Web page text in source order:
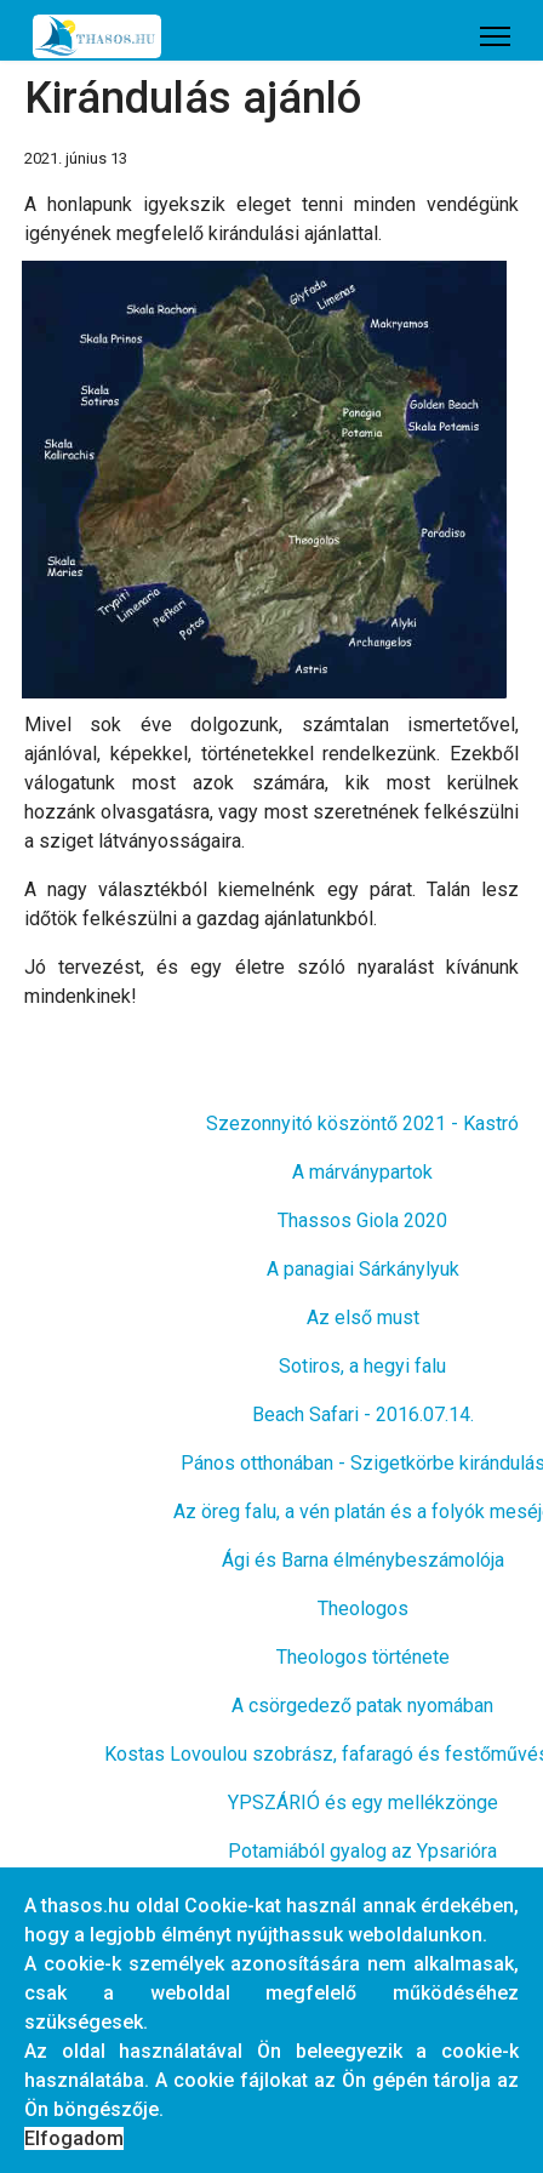
Kirándulás ajánló
2021. június 13
A honlapunk igyekszik eleget tenni minden vendégünk
igényének megfelelő kirándulási ajánlattal.
Mivel sok éve dolgozunk, számtalan ismertetővel,
ajánlóval, képekkel, történetekkel rendelkezünk. Ezekből
válogatunk most azok számára, kik most kerülnek
hozzánk olvasgatásra, vagy most szeretnének felkészülni
a sziget látványosságaira.
A nagy választékból kiemelnénk egy párat. Talán lesz
időtök felkészülni a gazdag ajánlatunkból.
Jó tervezést, és egy életre szóló nyaralást kívánunk
mindenkinek!
Szezonnyitó köszöntő 2021 - Kastró
A márványpartok
Thassos Giola 2020
A panagiai Sárkánylyuk
Az első must
Sotiros, a hegyi falu
Beach Safari - 2016.07.14.
Pános otthonában - Szigetkörbe
Az öreg falu, a vén platán és a folyók
Ági és Barna élménybeszámolója
Theologos
Theologos története
A csörgedező patak nyomában
Kostas Lovoulou szobrász, fafaragó és
YPSZÁRIÓ és egy mellékzönge
Potamiából gyalog az Ypsarióra
Hajókirándulások - 2018
Előző cikk: 2021 nyár szezonzáró
Előző Következő cikk:
Következő
© 2026 thasos.hu. Designed By
A thasos.hu oldal Cookie-kat használ annak érdekében,
hogy a legjobb élményt nyújthassuk weboldalunkon.
A cookie-k személyek azonosítására nem alkalmasak,
csak a weboldal megfelelő működéséhez
szükségesek.
Az oldal használatával Ön beleegyezik a cookie-k
használatába. A cookie fájlokat az Ön gépén tárolja az
Ön böngészője.
Elfogadom